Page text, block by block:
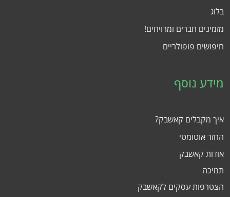
בלוג
מזמינים חברים ומרויחים!
חיפושים פופולריים
מידע נוסף
איך מקבלים קאשבק?
החזר אוטומטי
אודות קאשבק
תמיכה
הצטרפות עסקים לקאשבק